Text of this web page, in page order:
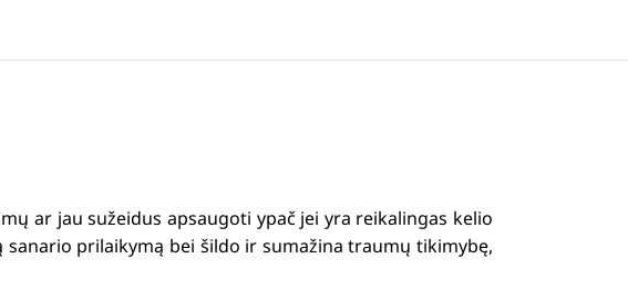
ar jau sužeidus apsaugoti ypač jei yra reikalingas kelio
prilaikymą bei šildo ir sumažina traumų tikimybę,